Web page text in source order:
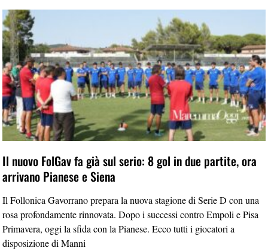
Il nuovo FolGav fa già sul serio: 8 gol in due partite, ora
arrivano Pianese e Siena
Il Follonica Gavorrano prepara la nuova stagione di Serie D con una
rosa profondamente rinnovata. Dopo i successi contro Empoli e Pisa
Primavera, oggi la sfida con la Pianese. Ecco tutti i giocatori a
disposizione di Manni